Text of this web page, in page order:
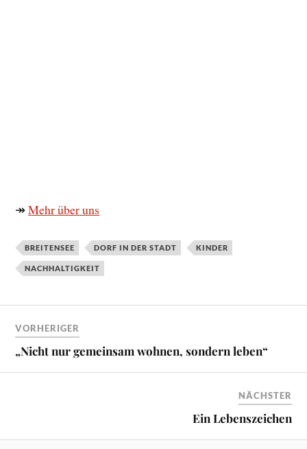
↠Mehr über uns
BREITENSEE DORF IN DER STADT KINDER
NACHHALTIGKEIT
VORHERIGER
„Nicht nur gemeinsam wohnen, sondern leben“
NÄCHSTER
Ein Lebenszeichen